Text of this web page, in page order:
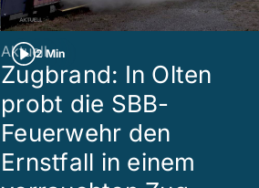
2 Min
Aktuell
Zugbrand: In Olten
probt die SBB-
Feuerwehr den
Ernstfall in einem